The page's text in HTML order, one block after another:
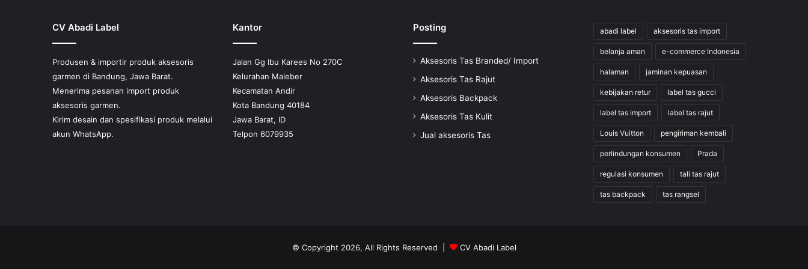
CV Abadi Label
Produsen & importir produk aksesoris
garmen di Bandung, Jawa Barat.
Menerima pesanan import produk
aksesoris garmen.
Kirim desain dan spesifikasi produk melalui
akun WhatsApp.
Kantor
Jalan Gg Ibu Karees No 270C
Kelurahan Maleber
Kecamatan Andir
Kota Bandung 40184
Jawa Barat, ID
Telpon 6079935
Posting
Aksesoris Tas Branded/ Import
Aksesoris Tas Rajut
Aksesoris Backpack
Aksesoris Tas Kulit
Jual aksesoris Tas
abadi label aksesoris tas import
belanja aman e-commerce Indonesia
halaman jaminan kepuasan
kebijakan retur label tas gucci
label tas import label tas rajut
Louis Vuitton pengiriman kembali
perlindungan konsumen Prada
regulasi konsumen tali tas rajut
tas backpack tas rangsel
© Copyright 2026, All Rights Reserved | CV Abadi Label